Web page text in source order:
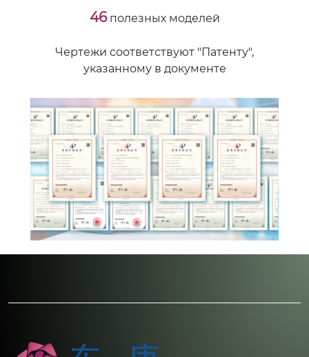
46полезных моделей
Чертежи соответствуют "Патенту",
указанному в документе